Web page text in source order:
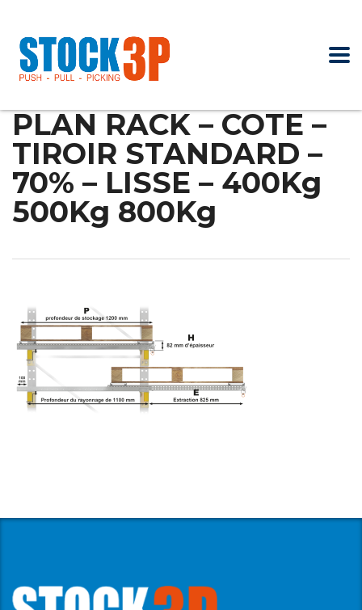
PLAN RACK – COTE –
TIROIR STANDARD –
70% – LISSE – 400Kg
500Kg 800Kg